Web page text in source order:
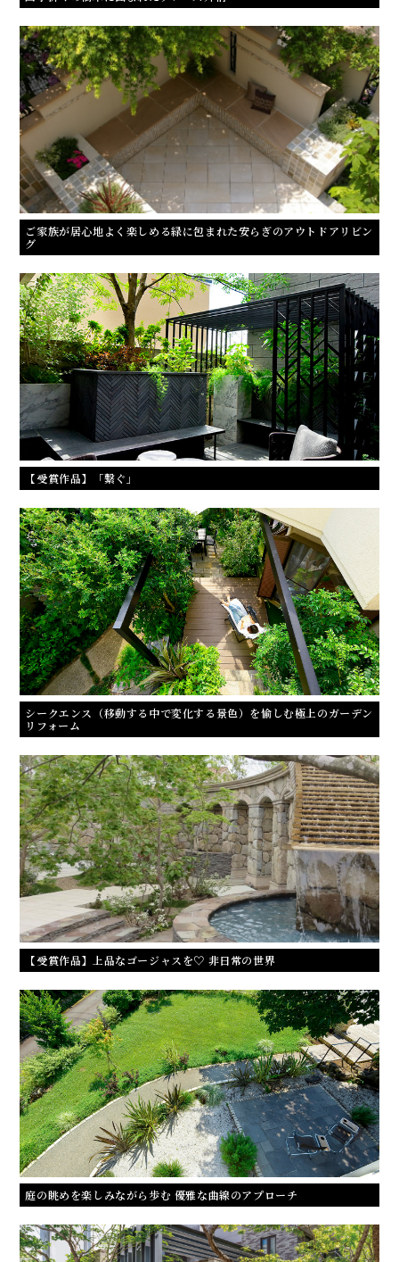
ご家族が居心地よく楽しめる緑に包まれた安らぎのアウトドアリビン
グ
【受賞作品】「繋ぐ」
シークエンス（移動する中で変化する景色）を愉しむ極上のガーデン
リフォーム
【受賞作品】上品なゴージャスを♡ 非日常の世界
庭の眺めを楽しみながら歩む 優雅な曲線のアプローチ